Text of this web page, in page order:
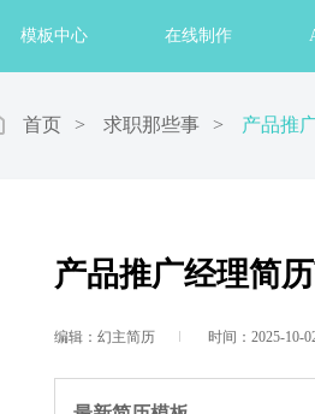
模板中心 在线制作
首页 > 求职那些事 > 产品推
产品推广经理简
编辑：幻主简历 时间：2025-10-